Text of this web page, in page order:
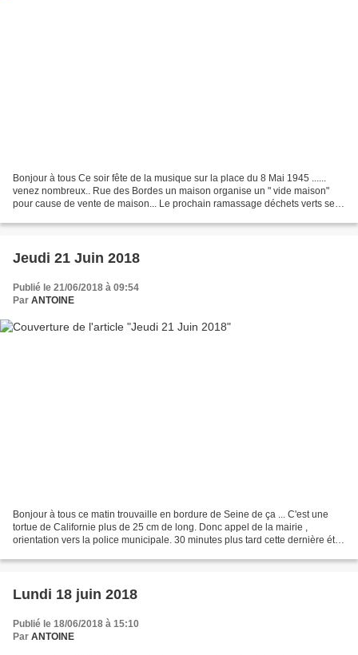
Bonjour à tous Ce soir fête de la musique sur la place du 8 Mai 1945 ......
venez nombreux.. Rue des Bordes un maison organise un " vide maison"
pour cause de vente de maison... Le prochain ramassage déchets verts sera
Jeudi 21 Juin 2018
Publié le 21/06/2018 à 09:54
Par ANTOINE
Bonjour à tous ce matin trouvaille en bordure de Seine de ça ... C'est une
tortue de Californie plus de 25 cm de long. Donc appel de la mairie ,
orientation vers la police municipale. 30 minutes plus tard cette dernière était
Lundi 18 juin 2018
Publié le 18/06/2018 à 15:10
Par ANTOINE